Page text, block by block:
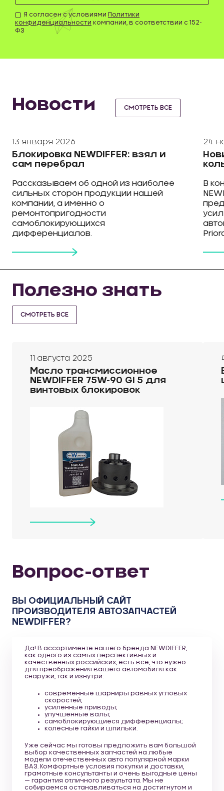
Я согласен с условиями Политики
конфиденциальности компании, в соответствии с 152-
ФЗ
Новости СМОТРЕТЬ ВСЕ
13 января 2026
Блокировка NEWDIFFER: взял и
сам перебрал
Рассказываем об одной из наиболее
сильных сторон продукции нашей
компании, а именно о
ремонтопригодности
самоблокирующихся
дифференциалов.
24
В
Полезно знать
СМОТРЕТЬ ВСЕ
11 августа 2025
Масло трансмиссионное
NEWDIFFER 75W-90 Gl 5 для
винтовых блокировок
Вопрос-ответ
ВЫ ОФИЦИАЛЬНЫЙ САЙТ
ПРОИЗВОДИТЕЛЯ АВТОЗАПЧАСТЕЙ
NEWDIFFER?
Да! В ассортименте нашего бренда NEWDIFFER,
как одного из самых перспективных и
качественных российских, есть все, что нужно
для преображения вашего автомобиля как
снаружи, так и изнутри:
современные шарниры равных угловых
скоростей;
усиленные приводы;
улучшенные валы;
самоблокирующиеся дифференциалы;
колесные гайки и шпильки.
Уже сейчас мы готовы предложить вам большой
выбор качественных запчастей на любые
модели отечественных авто популярной марки
ВАЗ. Комфортные условия покупки и доставки,
грамотные консультанты и очень выгодные цены
— гарантия отличного результата. Мы не
собираемся останавливаться на достигнутом и